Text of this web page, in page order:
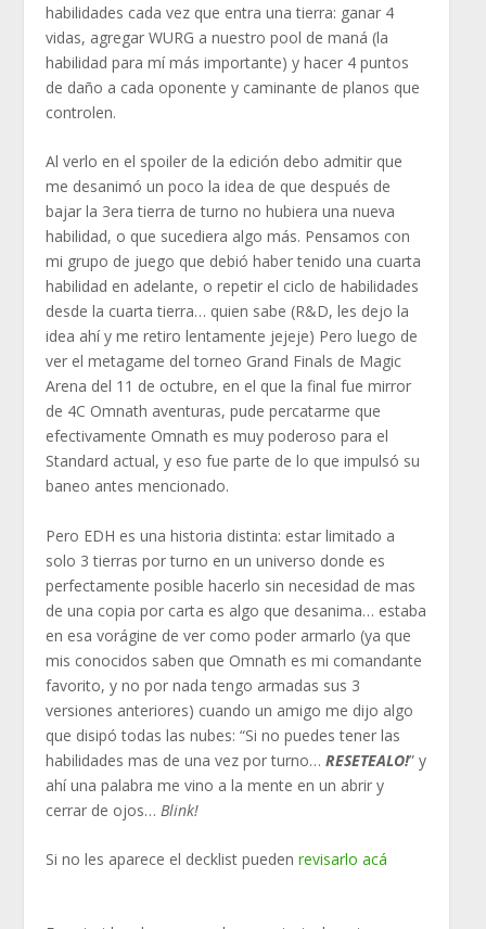
habilidades cada vez que entra una tierra: ganar 4
vidas, agregar WURG a nuestro pool de maná (la
habilidad para mí más importante) y hacer 4 puntos
de daño a cada oponente y caminante de planos que
controlen.
Al verlo en el spoiler de la edición debo admitir que
me desanimó un poco la idea de que después de
bajar la 3era tierra de turno no hubiera una nueva
habilidad, o que sucediera algo más. Pensamos con
mi grupo de juego que debió haber tenido una cuarta
habilidad en adelante, o repetir el ciclo de habilidades
desde la cuarta tierra… quien sabe (R&D, les dejo la
idea ahí y me retiro lentamente jejeje) Pero luego de
ver el metagame del torneo Grand Finals de Magic
Arena del 11 de octubre, en el que la final fue mirror
de 4C Omnath aventuras, pude percatarme que
efectivamente Omnath es muy poderoso para el
Standard actual, y eso fue parte de lo que impulsó su
baneo antes mencionado.
Pero EDH es una historia distinta: estar limitado a
solo 3 tierras por turno en un universo donde es
perfectamente posible hacerlo sin necesidad de mas
de una copia por carta es algo que desanima… estaba
en esa vorágine de ver como poder armarlo (ya que
mis conocidos saben que Omnath es mi comandante
favorito, y no por nada tengo armadas sus 3
versiones anteriores) cuando un amigo me dijo algo
que disipó todas las nubes: “Si no puedes tener las
habilidades mas de una vez por turno…RESETEALO!” y
ahí una palabra me vino a la mente en un abrir y
cerrar de ojos… Blink!
Si no les aparece el decklist puedenrevisarlo acá